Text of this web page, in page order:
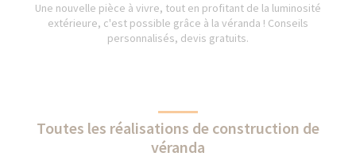
Une nouvelle pièce à vivre, tout en profitant de la luminosité
extérieure, c'est possible grâce à la véranda ! Conseils
personnalisés, devis gratuits.
Toutes les réalisations de construction de
véranda